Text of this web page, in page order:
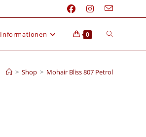
Informationen 0
> Shop > Mohair Bliss 807 Petrol